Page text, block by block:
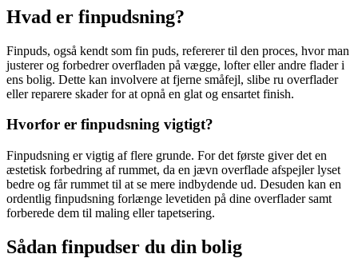
Hvad er finpudsning?
Finpuds, også kendt som fin puds, refererer til den proces, hvor man
justerer og forbedrer overfladen på vægge, lofter eller andre flader i
ens bolig. Dette kan involvere at fjerne småfejl, slibe ru overflader
eller reparere skader for at opnå en glat og ensartet finish.
Hvorfor er finpudsning vigtigt?
Finpudsning er vigtig af flere grunde. For det første giver det en
æstetisk forbedring af rummet, da en jævn overflade afspejler lyset
bedre og får rummet til at se mere indbydende ud. Desuden kan en
ordentlig finpudsning forlænge levetiden på dine overflader samt
forberede dem til maling eller tapetsering.
Sådan finpudser du din bolig